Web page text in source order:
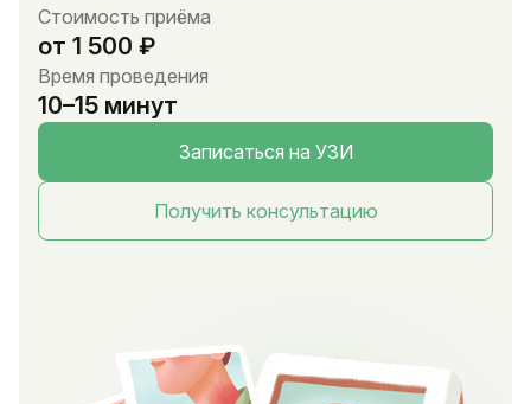
Стоимость приёма
от 1 500 ₽
Время проведения
10–15 минут
Записаться на УЗИ
Получить консультацию